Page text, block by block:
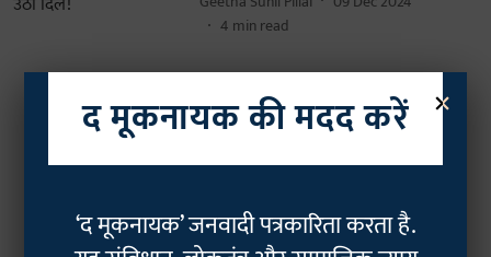
4 min read
×
द मूकनायक की मदद करें
‘द मूकनायक’ जनवादी पत्रकारिता करता है.